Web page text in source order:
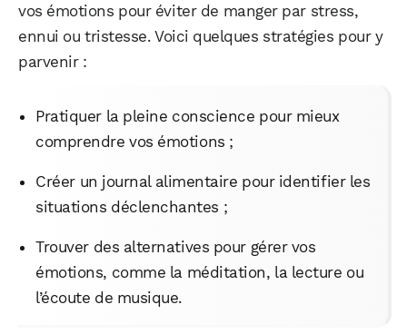
vos émotions pour éviter de manger par stress,
ennui ou tristesse. Voici quelques stratégies pour y
parvenir :
Pratiquer la pleine conscience pour mieux
comprendre vos émotions ;
Créer un journal alimentaire pour identifier les
situations déclenchantes ;
Trouver des alternatives pour gérer vos
émotions, comme la méditation, la lecture ou
l’écoute de musique.